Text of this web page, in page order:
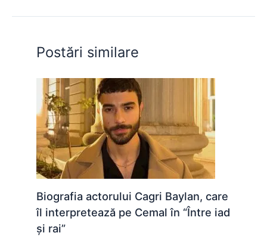
o
o
k
p
p
n
g
er
Postări similare
Biografia actorului Cagri Baylan, care
îl interpretează pe Cemal în “Între iad
și rai”